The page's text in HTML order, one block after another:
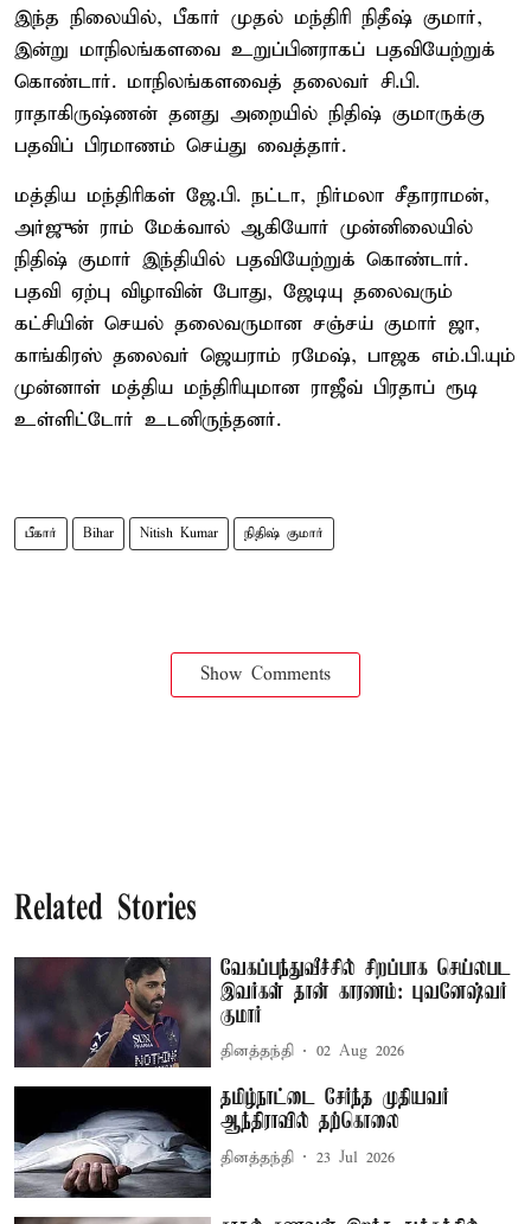
இந்த நிலையில், பீகார் முதல் மந்திரி நிதீஷ் குமார்,
இன்று மாநிலங்களவை உறுப்பினராகப் பதவியேற்றுக்
கொண்டார். மாநிலங்களவைத் தலைவர் சி.பி.
ராதாகிருஷ்ணன் தனது அறையில் நிதிஷ் குமாருக்கு
பதவிப் பிரமாணம் செய்து வைத்தார்.
மத்திய மந்திரிகள் ஜே.பி. நட்டா, நிர்மலா சீதாராமன்,
அர்ஜுன் ராம் மேக்வால் ஆகியோர் முன்னிலையில்
நிதிஷ் குமார் இந்தியில் பதவியேற்றுக் கொண்டார்.
பதவி ஏற்பு விழாவின் போது, ​​ஜேடியு தலைவரும்
கட்சியின் செயல் தலைவருமான சஞ்சய் குமார் ஜா,
காங்கிரஸ் தலைவர் ஜெயராம் ரமேஷ், பாஜக எம்.பி.யும்
முன்னாள் மத்திய மந்திரியுமான ராஜீவ் பிரதாப் ரூடி
உள்ளிட்டோர் உடனிருந்தனர்.
பீகார் Bihar Nitish Kumar நிதிஷ் குமார்
Show Comments
Related Stories
வேகப்பந்துவீச்சில் சிறப்பாக செய்லபட
இவர்கள் தான் காரணம்: புவனேஷ்வர்
குமார்
தினத்தந்தி 02 Aug 2026
தமிழ்நாட்டை சேர்ந்த முதியவர்
ஆந்திராவில் தற்கொலை
தினத்தந்தி 23 Jul 2026